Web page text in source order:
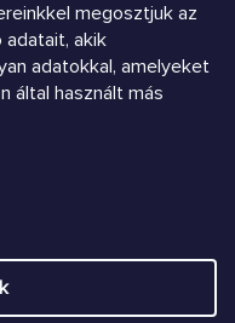
megosztjuk az
adatait, akik
adatokkal, amelyeket
által használt más
jog fenntartva.Süti